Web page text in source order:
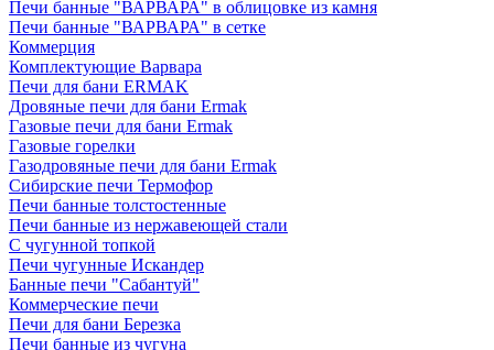
Печи банные "ВАРВАРА" в облицовке из камня
Печи банные "ВАРВАРА" в сетке
Коммерция
Комплектующие Варвара
Печи для бани ERMAK
Дровяные печи для бани Ermak
Газовые печи для бани Ermak
Газовые горелки
Газодровяные печи для бани Ermak
Сибирские печи Термофор
Печи банные толстостенные
Печи банные из нержавеющей стали
С чугунной топкой
Печи чугунные Искандер
Банные печи "Сабантуй"
Коммерческие печи
Печи для бани Березка
Печи банные из чугуна